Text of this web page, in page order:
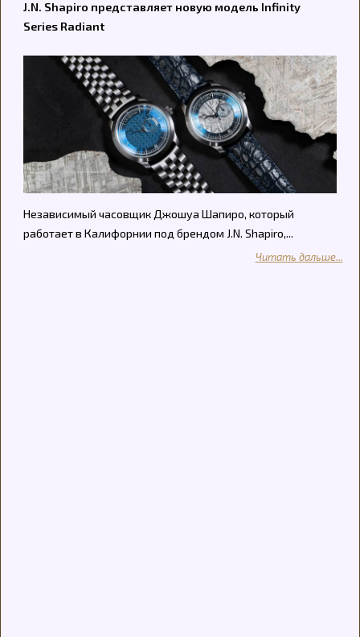
J.N. Shapiro представляет новую модель Infinity
Series Radiant
Независимый часовщик Джошуа Шапиро, который
работает в Калифорнии под брендом J.N. Shapiro,...
Читать дальше...